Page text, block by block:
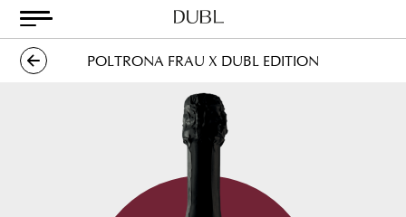
Skip
content
Dubl
Metodo
POLTRONA FRAU X DUBL EDITION